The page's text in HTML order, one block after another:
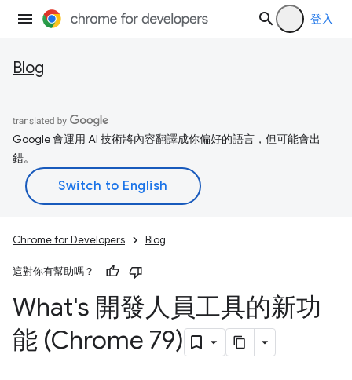
登入
Blog
Google 會運用 AI 技術將內容翻譯成你偏好的語言，但可能會出
錯。
Chrome for Developers Blog
這對你有幫助嗎？
What's 開發人員工具的新功
能 (Chrome 79)